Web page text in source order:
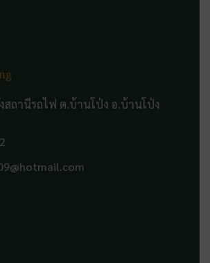
สถานีรถไฟ ต.บ้านโป่ง อ.บ้านโป่ง